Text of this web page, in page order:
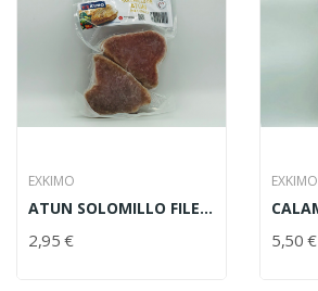
EXKIMO
ATUN SOLOMILLO FILETE EXKIMO 225 GR
2,95 €
EXKIMO
5,50 €